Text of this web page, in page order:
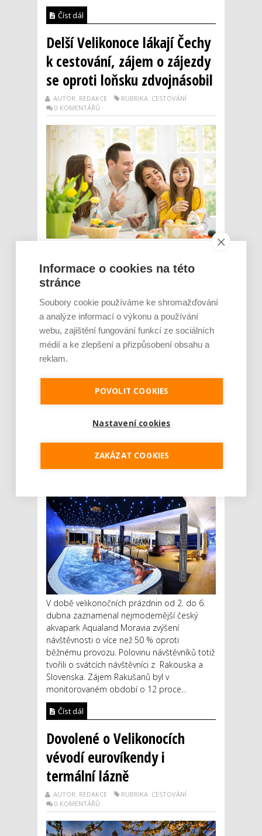
Číst dál
Delší Velikonoce lákají Čechy
k cestování, zájem o zájezdy
se oproti loňsku zdvojnásobil
AUTOR: REDAKCE
RUBRIKA: CESTOVÁNÍ
0 KOMENTÁŘŮ
letos nejraději vyrážejí lyžovat do rakouských
Alp. Vyplývá to z prodejních statistik cestovní
velikonoční cestování stojí den volna navíc.
Letos poprvé je totiž Velký pátek dnem
praco...
Číst dál
Návštěvnost Aqualandu
Moravia se o Velikonocích
zvýšila o 50 %, polovinu
návštěvníků tvořili cizinci
AUTOR: REDAKCE
RUBRIKA: NEJČTENĚJŠÍ
V době velikonočních prázdnin od 2. do 6.
dubna zaznamenal nejmodernější český
akvapark Aqualand Moravia zvýšení
návštěvnosti o více než 50 % oproti
běžnému provozu. Polovinu návštěvníků totiž
tvořili o svátcích návštěvníci z Rakouska a
Slovenska. Zájem Rakušanů byl v
monitorovaném období o 12 proce...
Číst dál
Dovolené o Velikonocích
vévodí eurovíkendy i
termální lázně
AUTOR: REDAKCE
RUBRIKA: CESTOVÁNÍ
0 KOMENTÁŘŮ
Informace o cookies na této
stránce
Soubory cookie používáme ke shromažďování
a analýze informací o výkonu a používání
webu, zajištění fungování funkcí ze sociálních
médií a ke zlepšení a přizpůsobení obsahu a
reklam.
POVOLIT COOKIES
Nastavení cookies
ZAKÁZAT COOKIES